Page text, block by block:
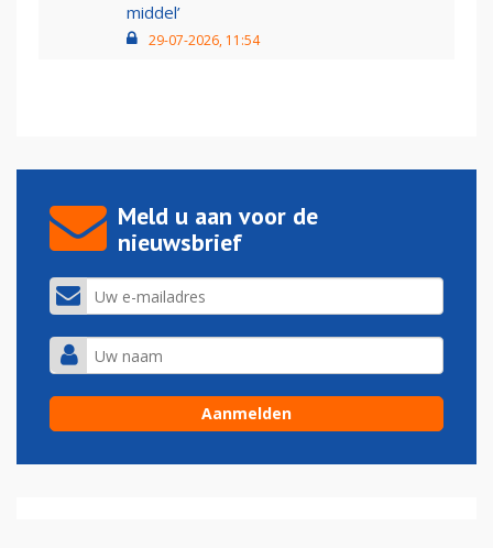
middel’
29-07-2026, 11:54
Meld u aan voor de
nieuwsbrief